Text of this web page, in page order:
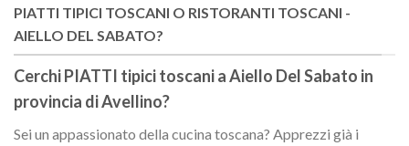
PIATTI TIPICI TOSCANI O RISTORANTI TOSCANI -
AIELLO DEL SABATO?
Cerchi PIATTI tipici toscani aAiello Del Sabato in
provincia diAvellino?
Sei un appassionato della cucina toscana? Apprezzi già i